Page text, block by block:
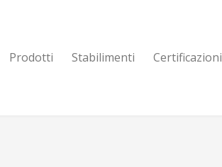
Prodotti Stabilimenti Certificazioni